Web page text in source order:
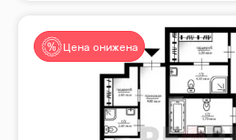
Цена снижена